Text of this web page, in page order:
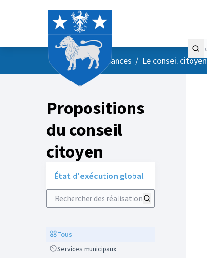
AccueilMenu principal
/ Vos instances / Le conseil citoyen
Propositions
du conseil
citoyen
État d'exécution global
Rechercher des réalisations
ScopeTous
ScopeServices municipaux